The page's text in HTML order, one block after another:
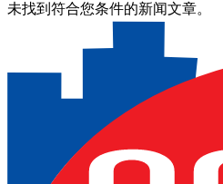
未找到符合您条件的新闻文章。